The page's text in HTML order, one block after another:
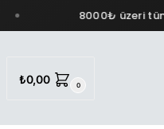
8000₺ üzeri
₺0,00 0